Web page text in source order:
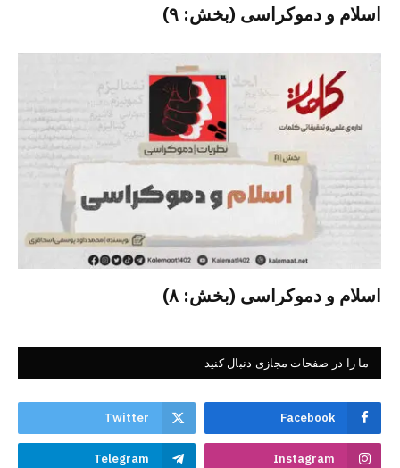
اسلام و دموکراسی (بخش: ۹)
اسلام و دموکراسی (بخش: ۸)
ما را در صفحات مجازی دنبال کنید
Facebook
Twitter
Instagram
Telegram